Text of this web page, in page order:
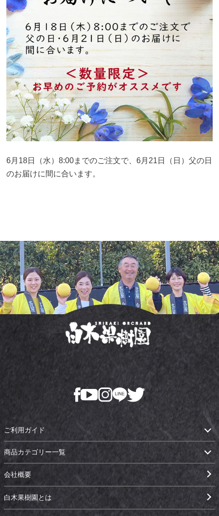
6月18日（水）8:00までのご注文で、6月21日（日）父の日
のお届けに間に合います。
ご利用ガイド
商品カテゴリー一覧
会社概要
白木果樹園とは